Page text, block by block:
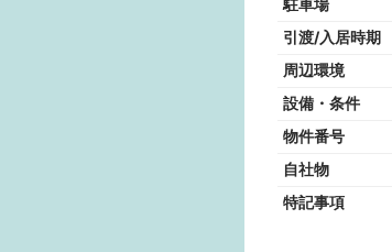
駐車場
引渡/入居時期
周辺環境
設備・条件
物件番号
自社物
特記事項